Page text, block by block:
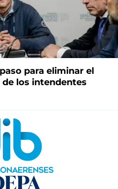
para eliminar el
los intendentes